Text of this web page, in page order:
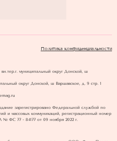
Политика конфиденциальности
муниципальный округ Донской, ш
округ Донской, ш Варшавское, д. 9 стр. 1
зарегистрировано Федеральной службой по
и массовых коммуникаций, регистрационный номер
№ ФС 77 - 84177 от 09 ноября 2022 г.